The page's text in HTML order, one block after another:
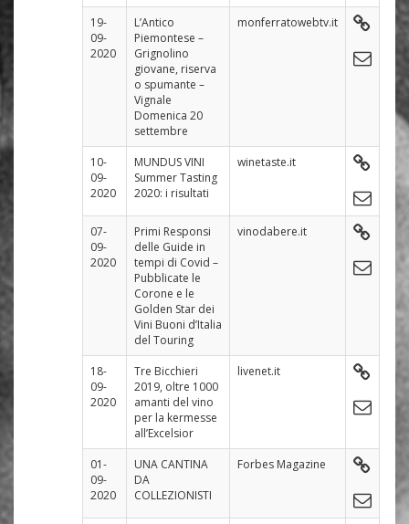
19-
09-
2020
L’Antico
Piemontese –
Grignolino
giovane, riserva
o spumante –
Vignale
Domenica 20
settembre
monferratowebtv.it
10-
09-
2020
MUNDUS VINI
Summer Tasting
2020: i risultati
winetaste.it
07-
09-
2020
Primi Responsi
delle Guide in
tempi di Covid –
Pubblicate le
Corone e le
Golden Star dei
Vini Buoni d’Italia
del Touring
vinodabere.it
18-
09-
2020
Tre Bicchieri
2019, oltre 1000
amanti del vino
per la kermesse
all’Excelsior
livenet.it
01-
09-
2020
UNA CANTINA
DA
COLLEZIONISTI
Forbes Magazine